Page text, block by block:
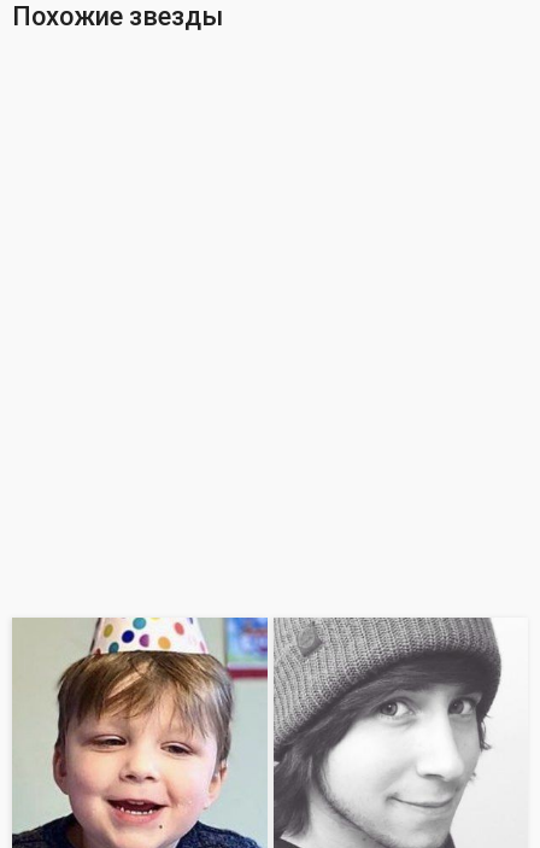
Похожие звезды